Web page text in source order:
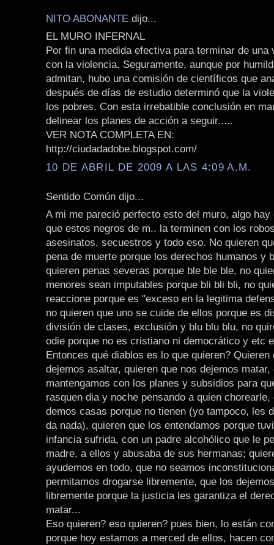
NITO ABONANTE dijo...
EL MURO INFERNAL
Por fin una medida efectiva para terminar de una
con la violencia. Seguramente, aunque por
admitan, hubo una comisión de científicos que
después de días de estudio determinó que la
los pobres. Con esta irrebatible conclusión en
delinear los planes de acción a seguir.....
VER NOTA COMPLETA EN:
http://ciudadadobe.blogspot.com/
10 DE ABRIL DE 2009 A LAS 4:09 A.M.
Sentido Común dijo...
A mi me pareció perfecto esto del muro, algo hay
que estos negros de m.. la terminen con los
asesinatos, secuestros y todo eso. No quieren
pena de muerte porque los derechos humanos y
quieren penas severas porque ble ble ble, no
menores sean imputables porque bli bli bli, no
reaccione porque es "exceso en la legitima
no quieren que uno se cuide de ellos porque es
división de clases, exclusión y blu blu blu, no
odie porque no es cristiano ni democrático y etc
Entonces qué diablos es lo que quieren? Quieren
dejemos asaltar, quieren que nos dejemos
mantengamos con los planes y subsidios para
rasquen dia y noche pensando a quien
demos casas porque no tienen (yo tampoco, les
da nada), quieren que los entendamos porque
infancia sufrida, con un padre alcohólico que le
madre, a ellos y abusaba de sus hermanas;
ayudemos en todo, que no seamos
permitamos drogarse libremente, que los
libremente porque la justicia les garantiza el
matar...
Eso quieren? eso quieren? pues bien, lo están
porque hoy estamos a merced de ellos, hacen